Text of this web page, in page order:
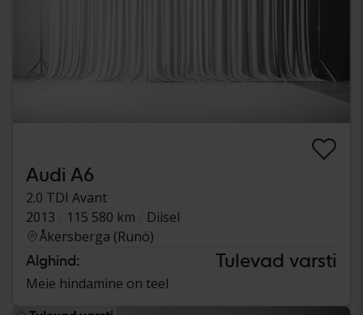
Audi A6
2.0 TDI Avant
2013
115 580 km
Diisel
Åkersberga (Runö)
Alghind: Tulevad varsti
Meie hindamine on teel